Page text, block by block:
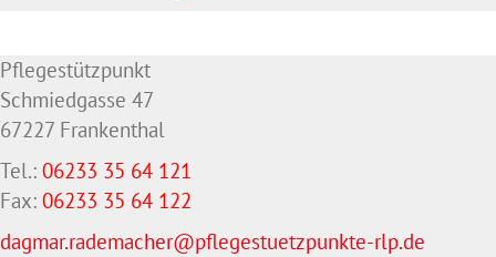
Pflegestützpunkt
Schmiedgasse 47
67227 Frankenthal
Tel.: 06233 35 64 121
Fax: 06233 35 64 122
dagmar.rademacher@pflegestuetzpunkte-rlp.de